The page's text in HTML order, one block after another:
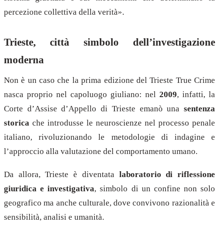
percezione collettiva della verità».
Trieste, città simbolo dell’investigazione
moderna
Non è un caso che la prima edizione del Trieste True Crime
nasca proprio nel capoluogo giuliano: nel 2009, infatti, la
Corte d’Assise d’Appello di Trieste emanò una sentenza
storica che introdusse le neuroscienze nel processo penale
italiano, rivoluzionando le metodologie di indagine e
l’approccio alla valutazione del comportamento umano.
Da allora, Trieste è diventata laboratorio di riflessione
giuridica e investigativa, simbolo di un confine non solo
geografico ma anche culturale, dove convivono razionalità e
sensibilità, analisi e umanità.